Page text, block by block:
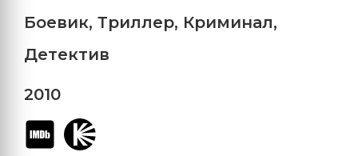
Боевик, Триллер, Криминал,
Детектив
2010